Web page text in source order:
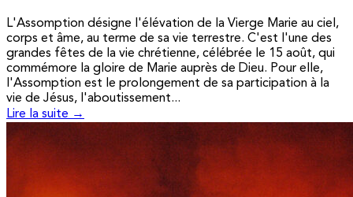
L'Assomption désigne l'élévation de la Vierge Marie au ciel,
corps et âme, au terme de sa vie terrestre. C'est l'une des
grandes fêtes de la vie chrétienne, célébrée le 15 août, qui
commémore la gloire de Marie auprès de Dieu. Pour elle,
l'Assomption est le prolongement de sa participation à la
vie de Jésus, l'aboutissement...
Lire la suite →